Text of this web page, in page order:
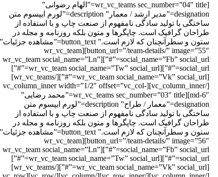
[wr_vc_teams sec_number=”04″ title=”الهام رضوانی”
designation=”مدیر ارشد / معمار” description=”لورم ایپسوم متن
با تولید سادگی نامفهوم از صنعت چاپ و با استفاده از
گرافیک است. چاپگرها و متون بلکه روزنامه و مجله در
ستون و سطرآنچنان که لازم است.” button_text=”مشاهده جزئیات”
button_url=”/team-details/” image=”55″][wr_vc_team
social_name=”Fb” social_url=”#”][wr_vc_team social_name=”Ln”
social_url=”#”][wr_vc_team social_name=”Tw” social_url=”#”]
[wr_vc_team social_name=”Vk” social_url=”#”][/wr_vc_teams]
[/vc_column_inner][vc_column_inner width=”1/2″ offset=”vc_col-
md-6″][wr_vc_teams sec_number=”03″ title=”محمد رضایی”
designation=”معمار / طراح” description=”لورم ایپسوم متن
با تولید سادگی نامفهوم از صنعت چاپ و با استفاده از
گرافیک است. چاپگرها و متون بلکه روزنامه و مجله در
ستون و سطرآنچنان که لازم است.” button_text=”مشاهده جزئیات”
button_url=”/team-details/” image=”56″][wr_vc_team
social_name=”Fb” social_url=”#”][wr_vc_team social_name=”Ln”
social_url=”#”][wr_vc_team social_name=”Tw” social_url=”#”]
[wr_vc_team social_name=”Vk” social_url=”#”][/wr_vc_teams]